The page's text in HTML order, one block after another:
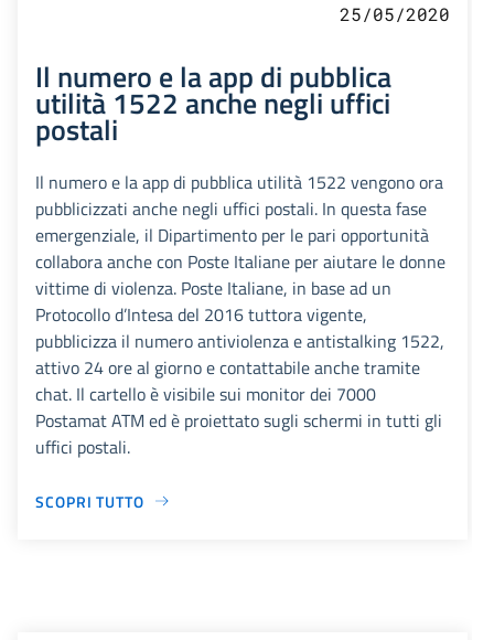
25/05/2020
Il numero e la app di pubblica
utilità 1522 anche negli uffici
postali
Il numero e la app di pubblica utilità 1522 vengono ora
pubblicizzati anche negli uffici postali. In questa fase
emergenziale, il Dipartimento per le pari opportunità
collabora anche con Poste Italiane per aiutare le donne
vittime di violenza. Poste Italiane, in base ad un
Protocollo d’Intesa del 2016 tuttora vigente,
pubblicizza il numero antiviolenza e antistalking 1522,
attivo 24 ore al giorno e contattabile anche tramite
chat. Il cartello è visibile sui monitor dei 7000
Postamat ATM ed è proiettato sugli schermi in tutti gli
uffici postali.
SCOPRI TUTTO